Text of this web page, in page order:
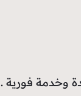
وخدمة فورية .